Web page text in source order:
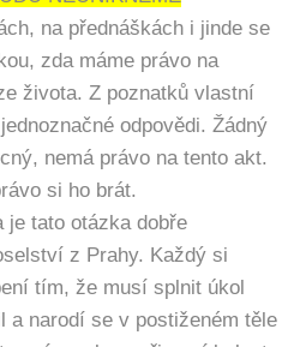
na přednáškách i jinde se
zda máme právo na
života. Z poznatků vlastní
odpovědi. Žádný
nemá právo na tento akt.
si ho brát.
je tato otázka dobře
z Prahy. Každý si
tím, že musí splnit úkol
a narodí se v postiženém těle